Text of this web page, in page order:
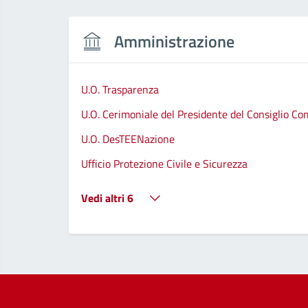
Amministrazione
U.O. Trasparenza
U.O. Cerimoniale del Presidente del Consiglio
U.O. DesTEENazione
Ufficio Protezione Civile e Sicurezza
Vedi altri 6